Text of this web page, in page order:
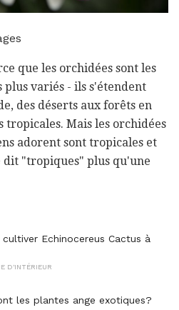
que les orchidées sont les
plus variés - ils s'étendent
des déserts aux forêts en
tropicales. Mais les orchidées
adorent sont tropicales et
dit "tropiques" plus qu'une
Echinocereus Cactus à
D'INTÉRIEUR
les plantes ange exotiques?